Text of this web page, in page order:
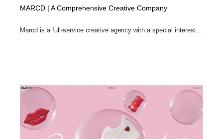
MARCD | A Comprehensive Creative Company
Marcd is a full-service creative agency with a special interest...